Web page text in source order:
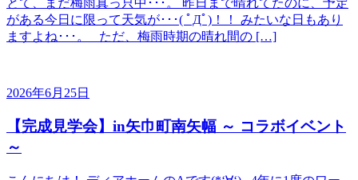
がある今日に限って天気が･･･( ﾟДﾟ)！！ みたいな日もあり
ますよね･･･。 ただ、梅雨時期の晴れ間の […]
2026年6月25日
【完成見学会】in矢巾町南矢幅 ～ コラボイベント
～